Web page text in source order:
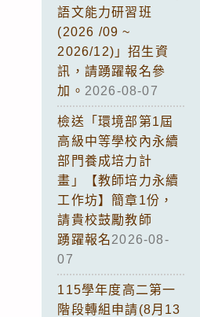
語文能力研習班
(2026 /09 ~
2026/12)」招生資
訊，請踴躍報名參
加。 2026-08-07
檢送「環境部第1屆
高級中等學校內永續
部門養成培力計
畫」【教師培力永續
工作坊】簡章1份，
請貴校鼓勵教師
踴躍報名2026-08-
07
115學年度高二第一
階段轉組申請(8月13